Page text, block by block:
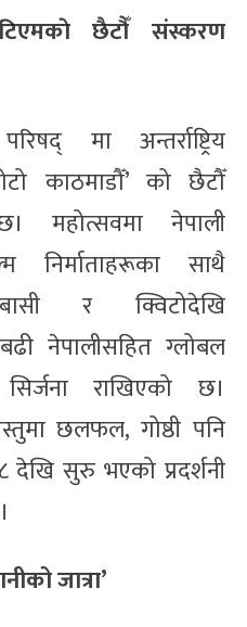
छैटौँ संस्करण
मा अन्तर्राष्ट्रिय
काठमाडौँ’ को छैटौँ
महोत्सवमा नेपाली
निर्माताहरूका साथै
र क्विटोदेखि
नेपालीसहित ग्लोबल
राखिएको छ।
छलफल, गोष्ठी पनि
देखि सुरु भएको प्रदर्शनी
जात्रा’